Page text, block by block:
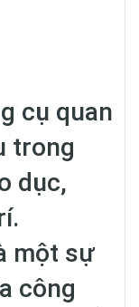
cụ quan
trong
dục,
một sự
công